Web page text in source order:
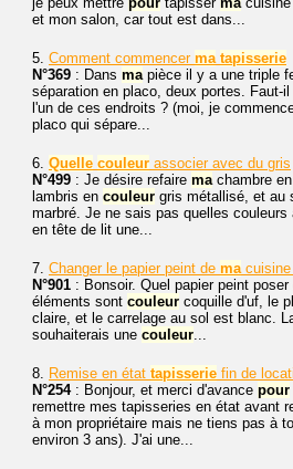
et mon salon, car tout est dans...
5. Comment commencer ma tapisserie
N°369 : Dans mapièce il y a une triple
séparation en placo, deux portes. Faut-
l'un de ces endroits ? (moi, je
placo qui sépare...
6. Quelle couleur associer avec du gris
N°499 : Je désire refaire machambre
lambris en couleur gris métallisé, et au
marbré. Je ne sais pas quelles
en tête de lit une...
7. Changer le papier peint de macuisine
N°901 : Bonsoir. Quel papier peint poser
éléments sont couleur coquille d'uf, le
claire, et le carrelage au sol est blanc.
souhaiterais une couleur...
8. Remise en état tapisserie fin de
N°254: Bonjour, et merci d'avance pour
remettre mes tapisseries en état avant
à mon propriétaire mais ne tiens pas à
environ 3 ans). J'ai une...